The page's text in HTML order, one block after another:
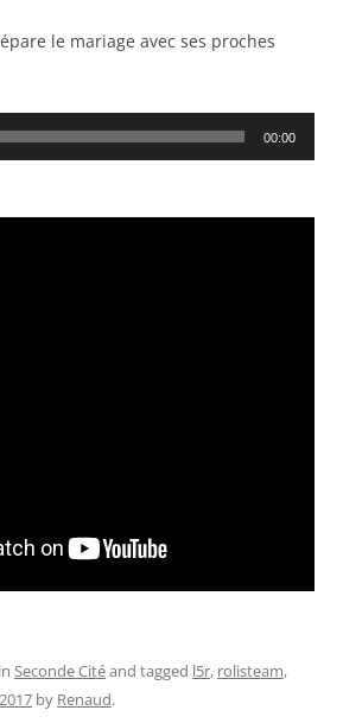
le mariage avec ses proches
00:00
Seconde Citéand tagged l5r, rolisteam,
by Renaud.